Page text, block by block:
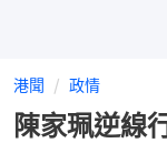
港聞 政情
陳家珮逆線